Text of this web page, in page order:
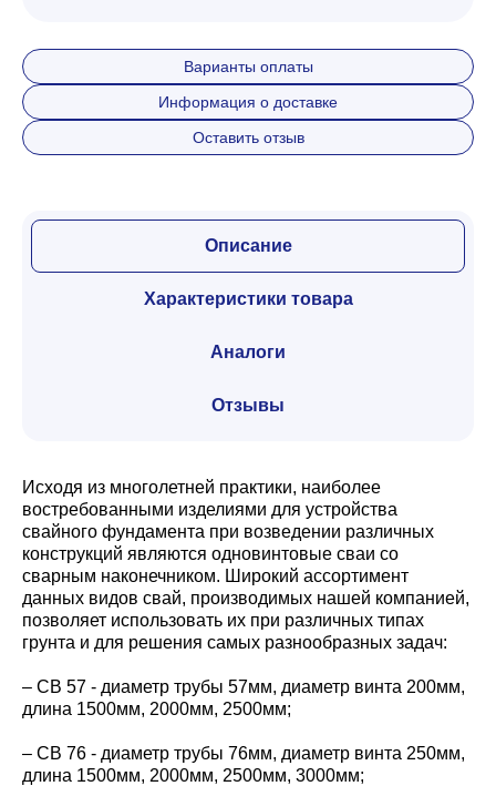
Варианты оплаты
Информация о доставке
Оставить отзыв
Описание
Характеристики товара
Аналоги
Отзывы
Исходя из многолетней практики, наиболее
востребованными изделиями для устройства
свайного фундамента при возведении различных
конструкций являются одновинтовые сваи со
сварным наконечником. Широкий ассортимент
данных видов свай, производимых нашей компанией,
позволяет использовать их при различных типах
грунта и для решения самых разнообразных задач:
– СВ 57 - диаметр трубы 57мм, диаметр винта 200мм,
длина 1500мм, 2000мм, 2500мм;
– СВ 76 - диаметр трубы 76мм, диаметр винта 250мм,
длина 1500мм, 2000мм, 2500мм, 3000мм;